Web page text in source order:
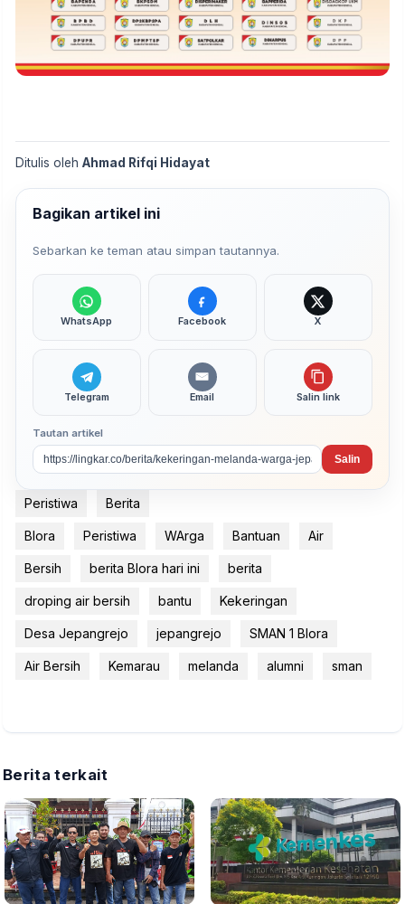
Ditulis oleh Ahmad Rifqi Hidayat
Bagikan artikel ini
Sebarkan ke teman atau simpan tautannya.
WhatsApp Facebook X
Telegram Email Salin link
Tautan artikel
Salin
Peristiwa Berita
Blora Peristiwa WArga Bantuan Air
Bersih berita Blora hari ini berita
droping air bersih bantu Kekeringan
Desa Jepangrejo jepangrejo SMAN 1 Blora
Air Bersih Kemarau melanda alumni sman
Berita terkait